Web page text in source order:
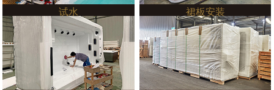
试水 裙板安装